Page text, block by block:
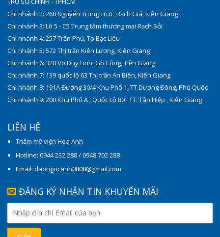
Chi nhánh 2: 260 Nguyễn Trung Trực, Rạch Giá, Kiên Giang
Chi nhánh 3: Lô 5 - C5 Trung tâm thương mại Rạch Sỏi
Chi nhánh 4: 257 Trần Phú, Tp Bạc Liêu
Chi nhánh 5: 572 Thị trấn Kiên Lương, Kiên Giang
Chi nhánh 6: 320 Võ Duy Linh, Gò Công, Tiền Giang
Chi nhánh 7: 139 quốc lộ 63 Thị trấn An Biên, Kiên Giang
Chi nhánh 8: 191A Đường 30/4 Khu Phố 1, TT.Dương Đông, Phú Quốc
Chi nhánh 9: 200 Khu Phố A , Quốc Lộ 80 , TT. Tân Hiệp , Kiên Giang
LIÊN HỆ
Thẩm mỹ viện Hoa Anh
Hotline: 0944 232 288 / 0948 702 288
Email: daongocanh0808@gmail.com
ĐĂNG KÝ NHẬN TIN KHUYẾN MÃI